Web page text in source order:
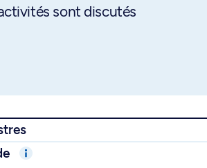
sont discutés